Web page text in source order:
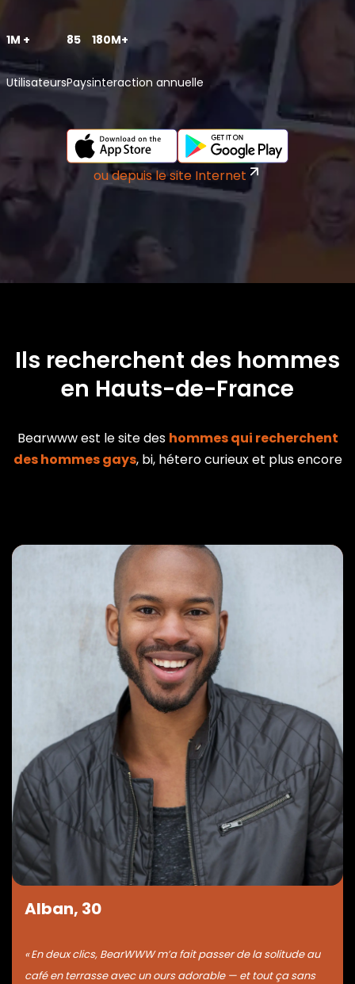
1M +
Utilisateurs
85
Pays
180M+
interaction annuelle
ou depuis le site Internet
Ils recherchent des hommes
en Hauts-de-France
Bearwww est le site des hommes qui recherchent
des hommes gays, bi, hétero curieux et plus encore
Alban, 30
« En deux clics, BearWWW m’a fait passer de la solitude au
café en terrasse avec un ours adorable — et tout ça sans